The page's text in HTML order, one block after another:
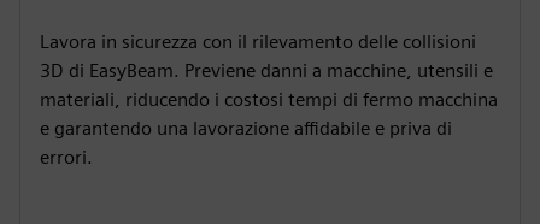
Lavora in sicurezza con il rilevamento delle collisioni
3D di EasyBeam. Previene danni a macchine, utensili e
materiali, riducendo i costosi tempi di fermo macchina
e garantendo una lavorazione affidabile e priva di
errori.